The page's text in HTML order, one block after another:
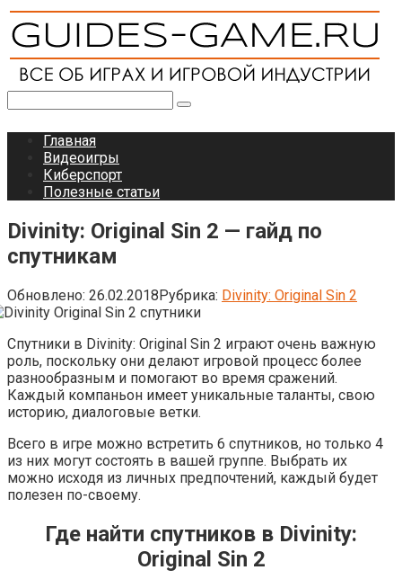
Перейти
к
контенту
Главная
Видеоигры
Киберспорт
Полезные статьи
Divinity: Original Sin 2 — гайд по
спутникам
Обновлено: 26.02.2018Рубрика: Divinity: Original Sin 2
Спутники в Divinity: Original Sin 2 играют очень важную
роль, поскольку они делают игровой процесс более
разнообразным и помогают во время сражений.
Каждый компаньон имеет уникальные таланты, свою
историю, диалоговые ветки.
Всего в игре можно встретить 6 спутников, но только 4
из них могут состоять в вашей группе. Выбрать их
можно исходя из личных предпочтений, каждый будет
полезен по-своему.
Где найти спутников в Divinity:
Original Sin 2